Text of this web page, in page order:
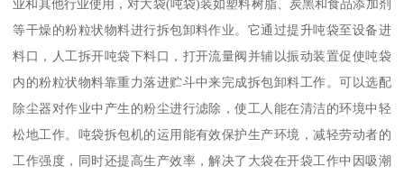
业和其他行业使用，对大袋(吨袋)装如塑料树脂、炭黑和食品添加剂
等干燥的粉粒状物料进行拆包卸料作业。它通过提升吨袋至设备进
料口，人工拆开吨袋下料口，打开流量阀并辅以振动装置促使吨袋
内的粉粒状物料靠重力落进贮斗中来完成拆包卸料工作。可以选配
除尘器对作业中产生的粉尘进行滤除，使工人能在清洁的环境中轻
松地工作。吨袋拆包机的运用能有效保护生产环境，减轻劳动者的
工作强度，同时还提高生产效率，解决了大袋在开袋工作中因吸潮